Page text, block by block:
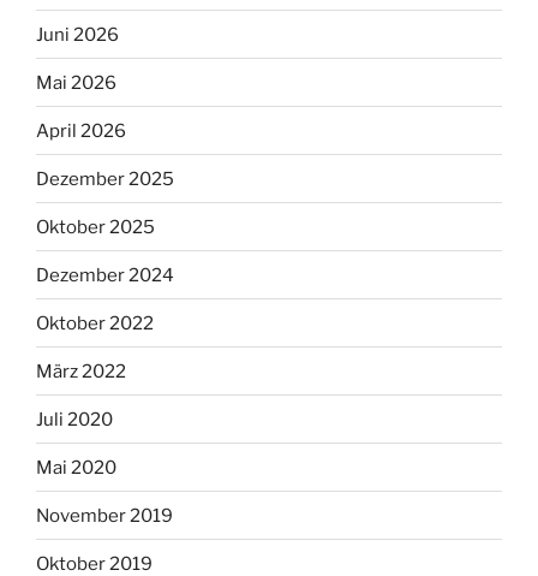
Juni 2026
Mai 2026
April 2026
Dezember 2025
Oktober 2025
Dezember 2024
Oktober 2022
März 2022
Juli 2020
Mai 2020
November 2019
Oktober 2019